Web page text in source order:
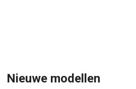
Nieuwe modellen